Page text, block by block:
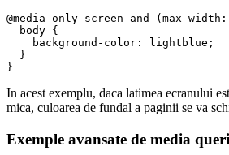
@media only screen and (max-
  body {
    background-color: lightblue;
  }
In acest exemplu, daca latimea ecranului
mica, culoarea de fundal a paginii se va
Exemple avansate de media